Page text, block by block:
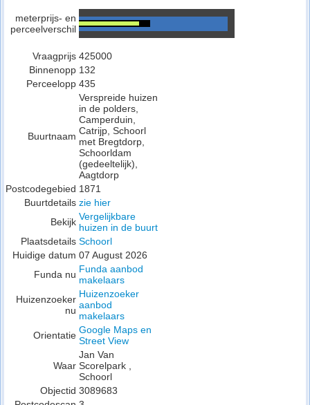
meterprijs- en
perceelverschil
Vraagprijs 425000
Binnenopp 132
Perceelopp 435
Buurtnaam
Verspreide huizen
in de polders,
Camperduin,
Catrijp, Schoorl
met Bregtdorp,
Schoorldam
(gedeeltelijk),
Aagtdorp
Postcodegebied 1871
Buurtdetails zie hier
Bekijk Vergelijkbare
huizen in de buurt
Plaatsdetails Schoorl
Huidige datum 07 August 2026
Funda nu Funda aanbod
makelaars
Huizenzoeker
nu
Huizenzoeker
aanbod
makelaars
Orientatie Google Maps en
Street View
Waar
Jan Van
Scorelpark ,
Schoorl
Objectid 3089683